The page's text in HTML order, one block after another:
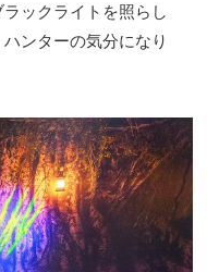
ックライトを照らし
ンターの気分になり